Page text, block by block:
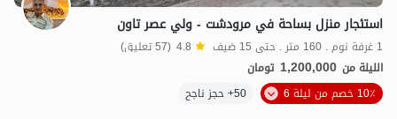
استئجار منزل بساحة في مرودشت - ولي عصر تاون
1 غرفة نوم . 160 متر . حتى 15 ضيف 4.8 (57 تعليق)
الليلة من 1,200,000 تومان
10٪ خصم من ليلة 6
50+ حجز ناجح